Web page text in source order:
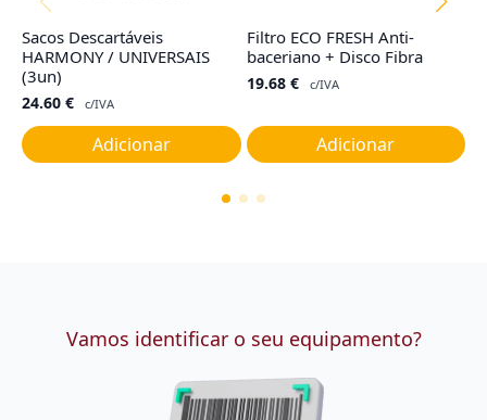
Sacos Descartáveis
HARMONY / UNIVERSAIS
(3un)
24.60 € c/IVA
Adicionar
Filtro ECO FRESH Anti-
baceriano + Disco Fibra
19.68 € c/IVA
Adicionar
Vamos identificar o seu equipamento?